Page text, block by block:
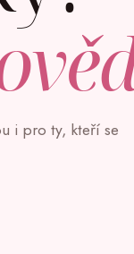
i pro ty, kteří se